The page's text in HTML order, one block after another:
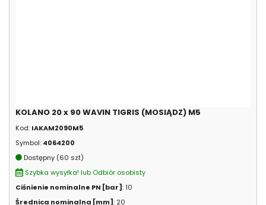
KOLANO 20 x 90 WAVIN TIGRIS (MOSIĄDZ) M5
Kod: IAKAM2090M5
Symbol: 4064200
Dostępny (60 szt)
Szybka wysyłka! lub Odbiór osobisty
Ciśnienie nominalne PN [bar]: 10
Średnica nominalna [mm]: 20